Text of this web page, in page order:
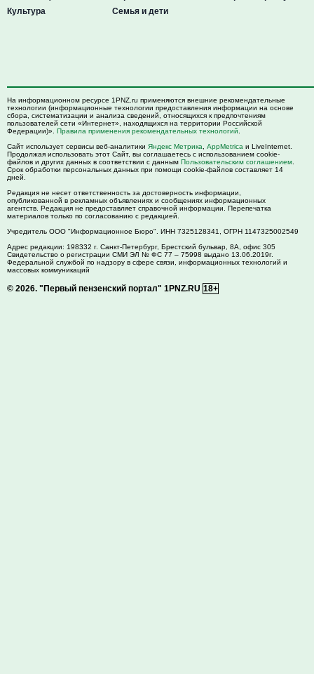
Культура
Семья и дети
На информационном ресурсе 1PNZ.ru применяются внешние рекомендательные
технологии (информационные технологии предоставления информации на основе
сбора, систематизации и анализа сведений, относящихся к предпочтениям
пользователей сети «Интернет», находящихся на территории Российской
Федерации)». Правила применения рекомендательных технологий
Сайт использует сервисы веб-аналитики Яндекс Метрика AppMetrica и LiveInternet.
Продолжая использовать этот Сайт, вы соглашаетесь с использованием cookie-
файлов и других данных в соответствии с данным Пользовательским соглашением
Срок обработки персональных данных при помощи cookie-файлов составляет 14
дней.
Редакция не несет ответственность за достоверность информации,
опубликованной в рекламных объявлениях и сообщениях информационных
агентств. Редакция не предоставляет справочной информации. Перепечатка
материалов только по согласованию с редакцией.
Учредитель ООО "Информационное Бюро". ИНН 7325128341, ОГРН 1147325002549
Адрес редакции: 198332 г. Санкт-Петербург, Брестский бульвар, 8А, офис 305
Свидетельство о регистрации СМИ ЭЛ № ФС 77 – 75998 выдано 13.06.2019г.
Федеральной службой по надзору в сфере связи, информационных технологий и
массовых коммуникаций
© 2026. "Первый пензенский портал" 1PNZ.RU 18+